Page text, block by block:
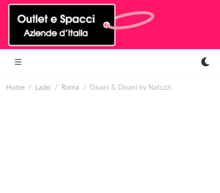
Home Lazio Roma Divani & Divani by Natuzzi